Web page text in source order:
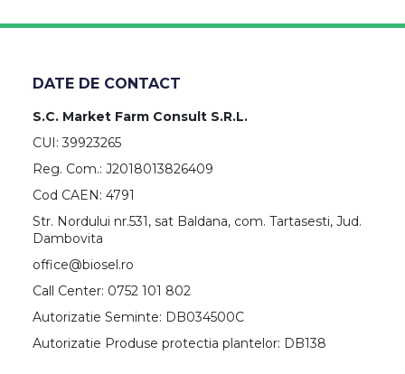
DATE DE CONTACT
S.C. Market Farm Consult S.R.L.
CUI: 39923265
Reg. Com.: J2018013826409
Cod CAEN: 4791
Str. Nordului nr.531, sat Baldana, com. Tartasesti, Jud.
Dambovita
office@biosel.ro
Call Center: 0752 101 802
Autorizatie Seminte: DB034500C
Autorizatie Produse protectia plantelor: DB138